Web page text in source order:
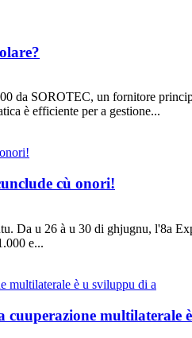
da SOROTEC, un fornitore
è efficiente per a gestione...
cù onori!
Da u 26 à u 30 di ghjugnu, l'8a
e...